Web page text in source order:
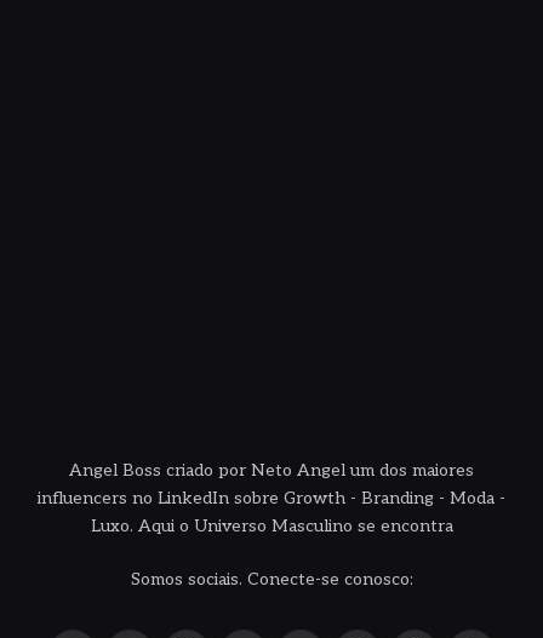
Angel Boss criado por Neto Angel um dos maiores
influencers no LinkedIn sobre Growth - Branding - Moda -
Luxo. Aqui o Universo Masculino se encontra
Somos sociais. Conecte-se conosco: